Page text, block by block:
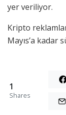
yer veriliyor.
Kripto
Mayıs’a kadar
1
Shares